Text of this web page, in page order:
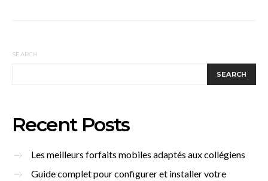
SEARCH
SEARCH
Recent Posts
Les meilleurs forfaits mobiles adaptés aux collégiens
Guide complet pour configurer et installer votre